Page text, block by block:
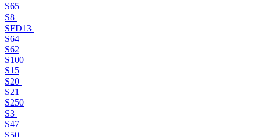
S65
S8
SFD13
S64
S62
S100
S15
S20
S21
S250
S3
S47
S50